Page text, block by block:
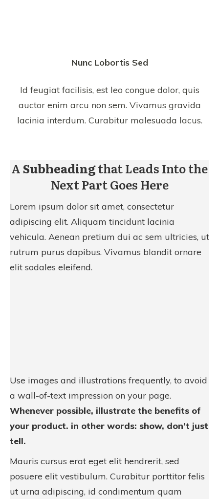
Nunc Lobortis Sed
Id feugiat facilisis, est leo congue dolor, quis
auctor enim arcu non sem. Vivamus gravida
lacinia interdum. Curabitur malesuada lacus.
ASubheadingthat Leads Into the
Next Part Goes Here
Lorem ipsum dolor sit amet, consectetur
adipiscing elit. Aliquam tincidunt lacinia
vehicula. Aenean pretium dui ac sem ultricies, ut
rutrum purus dapibus. Vivamus blandit ornare
elit sodales eleifend.
Use images and illustrations frequently, to avoid
a wall-of-text impression on your page.
Whenever possible, illustrate the benefits of
your product. in other words: show, don’t just
tell.
Mauris cursus erat eget elit hendrerit, sed
posuere elit vestibulum. Curabitur porttitor felis
ut urna adipiscing, id condimentum quam